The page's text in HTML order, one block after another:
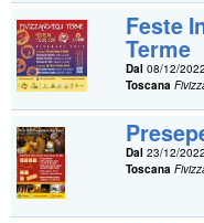
Feste
Terme
Dal 08/12/
Toscana
Dal 23/12/
Toscana